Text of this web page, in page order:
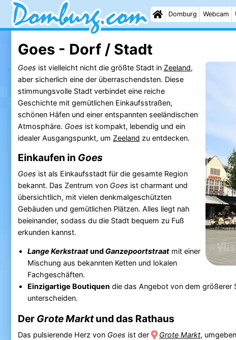
Domburg Webcam
Goes - Dorf / Stadt
Goes ist vielleicht nicht die größte Stadt in Zeeland,
aber sicherlich eine der überraschendsten. Diese
stimmungsvolle Stadt verbindet eine reiche
Geschichte mit gemütlichen Einkaufsstraßen,
schönen Häfen und einer entspannten seeländischen
Atmosphäre. Goes ist kompakt, lebendig und ein
idealer Ausgangspunkt, um Zeeland zu entdecken.
Einkaufen in Goes
Goes ist als Einkaufsstadt für die gesamte Region
bekannt. Das Zentrum von Goes ist charmant und
übersichtlich, mit vielen denkmalgeschützten
Gebäuden und gemütlichen Plätzen. Alles liegt nah
beieinander, sodass du die Stadt bequem zu Fuß
erkunden kannst.
Lange Kerkstraatund Ganzepoortstraatmit einer
Mischung aus bekannten Ketten und lokalen
Fachgeschäften.
Einzigartige Boutiquen die das Angebot von dem größerer
unterscheiden.
Der Grote Marktund das Rathaus
Das pulsierende Herz von Goes ist der Grote Markt,